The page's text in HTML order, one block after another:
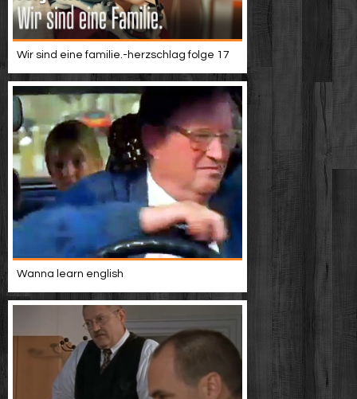
Wir sind eine familie.-herzschlag folge 17
Wanna learn english